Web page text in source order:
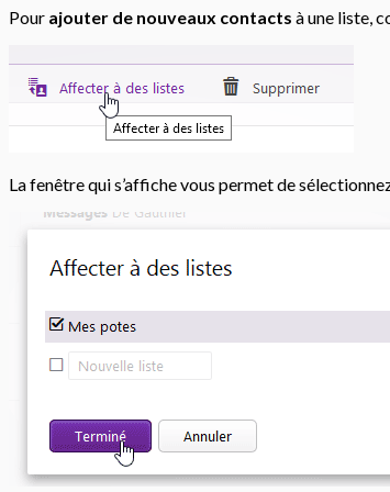
Pour ajouter de nouveaux contacts à une liste,
La fenêtre qui s’affiche vous permet de